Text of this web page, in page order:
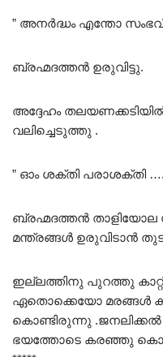
” അനർദ്ധം എന്തോ
ബ്രഹ്മദത്തൻ ഉരുവിട്ടു.
അദ്ദേഹം
വലിച്ചെടുത്തു .
” ഓം ശക്തി പരാശക്തി
ബ്രഹ്മദത്തൻ താളിയോല
മന്ത്രങ്ങൾ ഉരുവിടാൻ
ഇല്ലത്തിനു പുറത്തു
ഏതൊക്കെയോ മരങ്ങൾ
കൊണ്ടിരുന്നു .ജനലിക്കൽ
ഭയത്തോടെ കരഞ്ഞു